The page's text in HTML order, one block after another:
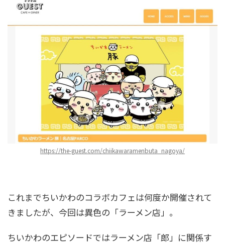
https://the-guest.com/chiikawaramenbuta_nagoya/
これまでちいかわのコラボカフェは何度か開催されて
きましたが、今回は異色の「ラーメン店」。
ちいかわのエピソードではラーメン店「郎」に関係す